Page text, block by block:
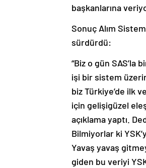
başkanlarına
Sonuç Alım
sürdürdü:
“Biz o gün SAS’la
işi bir sistem
biz Türkiye’de ilk
için gelişigüzel
açıklama yaptı.
Bilmiyorlar ki
Yavaş yavaş
giden bu veriyi